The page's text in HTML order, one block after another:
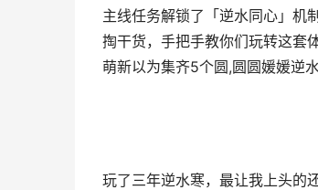
主线任务解锁了「逆水同心」
掏干货，手把手教你们玩转这套
萌新以为集齐5个圆,圆圆媛媛逆
玩了三年逆水寒，最让我上头的